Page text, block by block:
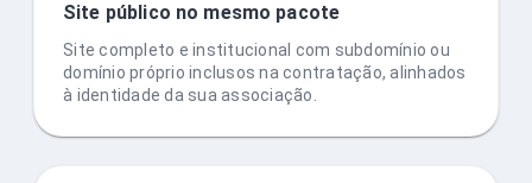
Site público no mesmo pacote
Site completo e institucional com subdomínio ou
domínio próprio inclusos na contratação, alinhados
à identidade da sua associação.